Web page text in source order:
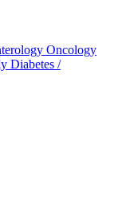
Oncology
Diabetes /